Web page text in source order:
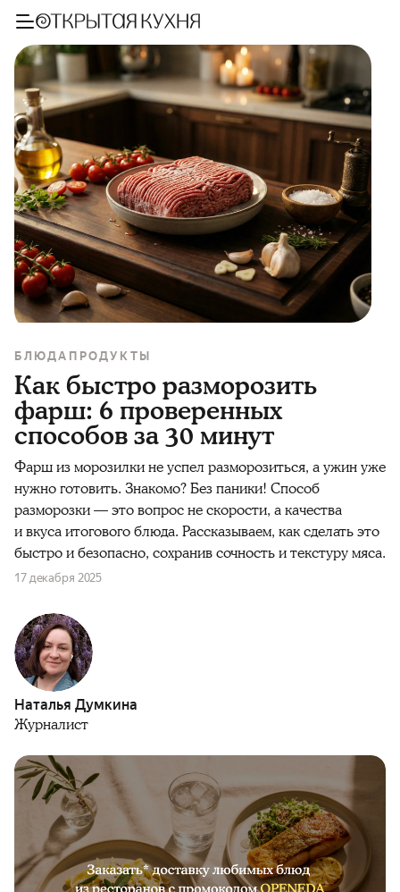
БЛЮДА ПРОДУКТЫ
Как быстро разморозить
фарш: 6 проверенных
способов за 30 минут
Фарш из морозилки не успел разморозиться, а ужин уже
нужно готовить. Знакомо? Без паники! Способ
разморозки — это вопрос не скорости, а качества
и вкуса итогового блюда. Рассказываем, как сделать это
быстро и безопасно, сохранив сочность и текстуру мяса.
17 декабря 2025
Наталья Думкина
Журналист